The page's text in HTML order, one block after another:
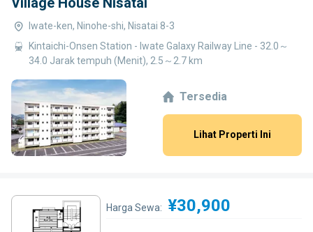
Iwate-ken, Ninohe-shi, Nisatai 8-3
Kintaichi-Onsen Station - Iwate Galaxy Railway Line - 32.0～
34.0 Jarak tempuh (Menit), 2.5～2.7 km
Tersedia
Lihat Properti Ini
Harga Sewa: ¥30,900